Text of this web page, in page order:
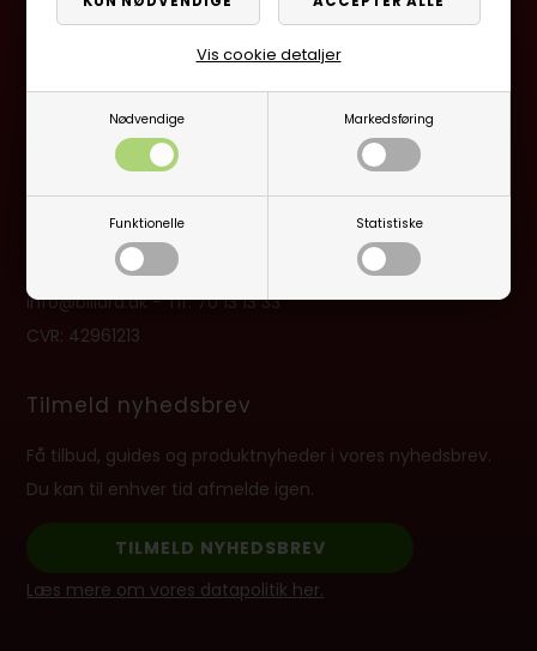
Nødvendige Markedsføring
Funktionelle Statistiske
Vis cookie detaljer
Agenavej 39F, 2670 Greve
Åbningstider:
Man-Fre kl. 10:00 - 16:30
Lukket på alle helligdage, Grundlovsdag, Påskelørdag og
dagen efter Kristi Himmelfart.
info@billard.dk- Tlf.70 13 13 33
CVR: 42961213
Tilmeld nyhedsbrev
Få tilbud, guides og produktnyheder i vores nyhedsbrev.
Du kan til enhver tid afmelde igen.
TILMELD NYHEDSBREV
Læs mere om vores datapolitik her.